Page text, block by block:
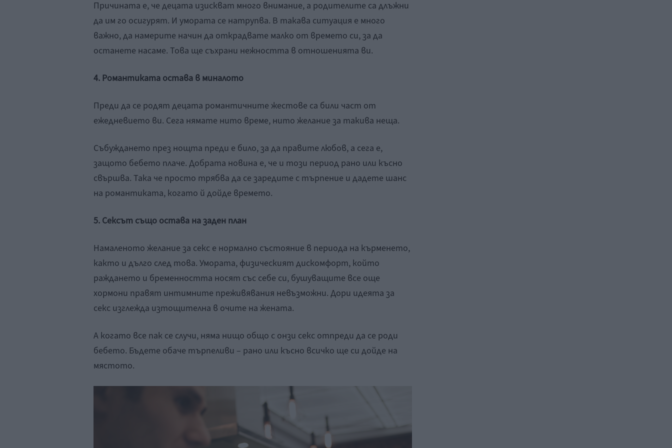
Причината е, че децата изискват много внимание, а родителите са длъжни
да им го осигурят. И умората се натрупва. В такава ситуация е много
важно, да намерите начин да открадвате малко от времето си, за да
останете насаме. Това ще съхрани нежността в отношенията ви.
4. Романтиката остава в миналото
Преди да се родят децата романтичните жестове са били част от
ежедневието ви. Сега нямате нито време, нито желание за такива неща.
Събуждането през нощта преди е било, за да правите любов, а сега е,
защото бебето плаче. Добрата новина е, че и този период рано или късно
свършва. Така че просто трябва да се заредите с търпение и дадете шанс
на романтиката, когато й дойде времето.
5. Сексът също остава на заден план
Намаленото желание за секс е нормално състояние в периода на кърменето,
както и дълго след това. Умората, физическият дискомфорт, който
раждането и бременността носят със себе си, бушуващите все още
хормони правят интимните преживявания невъзможни. Дори идеята за
секс изглежда изтощителна в очите на жената.
А когато все пак се случи, няма нищо общо с онзи секс отпреди да се роди
бебето. Бъдете обаче търпеливи – рано или късно всичко ще си дойде на
мястото.